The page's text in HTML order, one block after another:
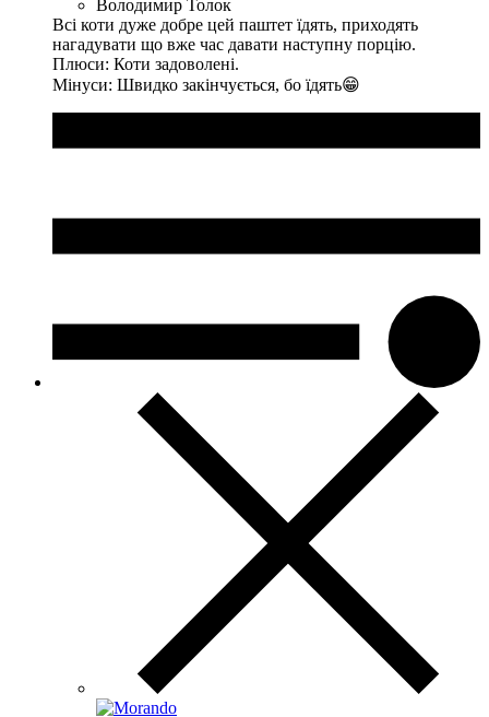
Володимир Толок
Всі коти дуже добре цей паштет їдять, приходять
нагадувати що вже час давати наступну порцію.
Плюси: Коти задоволені.
Мінуси: Швидко закінчується, бо їдять😁